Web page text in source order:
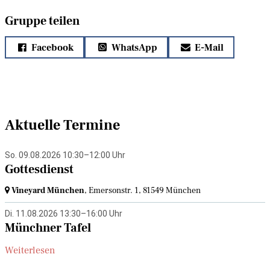
Gruppe teilen
Facebook WhatsApp E-Mail
Aktuelle Termine
So. 09.08.2026 10:30–12:00 Uhr
Gottesdienst
Vineyard München, Emersonstr. 1, 81549 München
Di. 11.08.2026 13:30–16:00 Uhr
Münchner Tafel
Weiterlesen